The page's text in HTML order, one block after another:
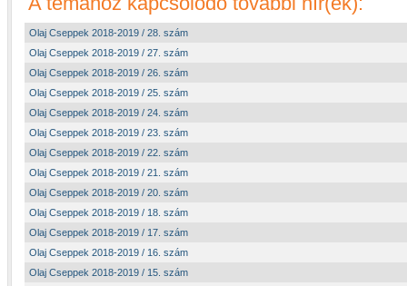
Olaj Cseppek 2018-2019 / 28. szám
Olaj Cseppek 2018-2019 / 27. szám
Olaj Cseppek 2018-2019 / 26. szám
Olaj Cseppek 2018-2019 / 25. szám
Olaj Cseppek 2018-2019 / 24. szám
Olaj Cseppek 2018-2019 / 23. szám
Olaj Cseppek 2018-2019 / 22. szám
Olaj Cseppek 2018-2019 / 21. szám
Olaj Cseppek 2018-2019 / 20. szám
Olaj Cseppek 2018-2019 / 18. szám
Olaj Cseppek 2018-2019 / 17. szám
Olaj Cseppek 2018-2019 / 16. szám
Olaj Cseppek 2018-2019 / 15. szám